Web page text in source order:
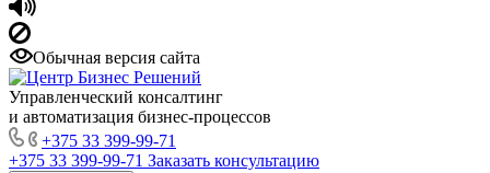
Обычная версия сайта
Управленческий консалтинг
и автоматизация бизнес-процессов
+375 33 399-99-71
+375 33 399-99-71 Заказать консультацию